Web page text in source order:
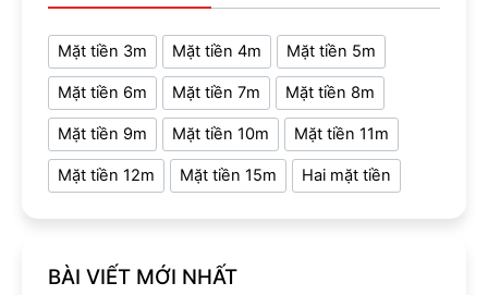
Mặt tiền 3m Mặt tiền 4m Mặt tiền 5m
Mặt tiền 6m Mặt tiền 7m Mặt tiền 8m
Mặt tiền 9m Mặt tiền 10m Mặt tiền 11m
Mặt tiền 12m Mặt tiền 15m Hai mặt tiền
BÀI VIẾT MỚI NHẤT